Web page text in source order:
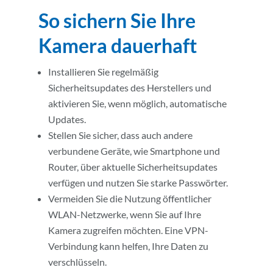
So sichern Sie Ihre
Kamera dauerhaft
Installieren Sie regelmäßig
Sicherheitsupdates des Herstellers und
aktivieren Sie, wenn möglich, automatische
Updates.
Stellen Sie sicher, dass auch andere
verbundene Geräte, wie Smartphone und
Router, über aktuelle Sicherheitsupdates
verfügen und nutzen Sie starke Passwörter.
Vermeiden Sie die Nutzung öffentlicher
WLAN-Netzwerke, wenn Sie auf Ihre
Kamera zugreifen möchten. Eine VPN-
Verbindung kann helfen, Ihre Daten zu
verschlüsseln.